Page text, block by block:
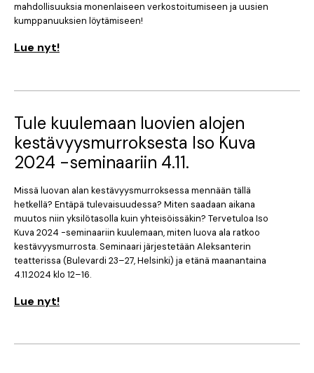
mahdollisuuksia monenlaiseen verkostoitumiseen ja uusien
kumppanuuksien löytämiseen!
Lue nyt!
Tule kuulemaan luovien alojen
kestävyysmurroksesta Iso Kuva
2024 -seminaariin 4.11.
Missä luovan alan kestävyysmurroksessa mennään tällä
hetkellä? Entäpä tulevaisuudessa? Miten saadaan aikana
muutos niin yksilötasolla kuin yhteisöissäkin? Tervetuloa Iso
Kuva 2024 -seminaariin kuulemaan, miten luova ala ratkoo
kestävyysmurrosta. Seminaari järjestetään Aleksanterin
teatterissa (Bulevardi 23–27, Helsinki) ja etänä maanantaina
4.11.2024 klo 12–16.
Lue nyt!